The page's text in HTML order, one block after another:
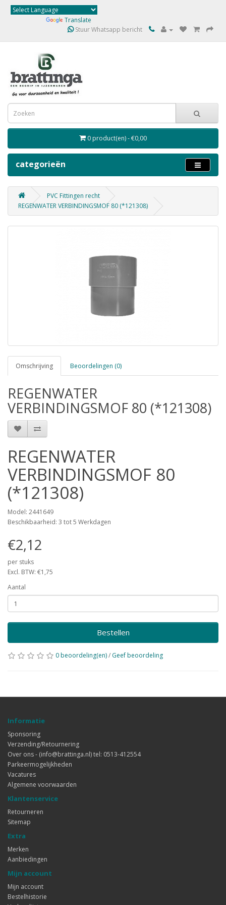
Translate
Stuur Whatsapp bericht
0 product(en) - €0,00
categorieën
PVC Fittingen recht
REGENWATER VERBINDINGSMOF 80 (*121308)
Omschrijving Beoordelingen (0)
REGENWATER
VERBINDINGSMOF 80 (*121308)
REGENWATER
VERBINDINGSMOF 80
(*121308)
Model: 2441649
Beschikbaarheid: 3 tot 5 Werkdagen
€2,12
per stuks
Excl. BTW: €1,75
Aantal
Bestellen
0 beoordeling(en)/ Geef beoordeling
Informatie
Sponsoring
Verzending/Retournering
Over ons - (info@brattinga.nl) tel: 0513-412554
Parkeermogelijkheden
Vacatures
Algemene voorwaarden
Klantenservice
Retourneren
Sitemap
Extra
Merken
Aanbiedingen
Mijn account
Mijn account
Bestelhistorie